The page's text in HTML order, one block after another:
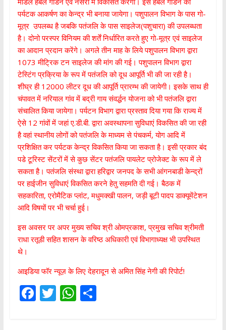
पर्यटक आकर्षण का केन्द्र भी बनाया जायेगा। पशुपालन विभाग के पास गो-
मूत्र उपलब्ध है जबकि पतंजलि के पास साइलेज(पशुचारा) की उपलब्धता
है। दोनो परस्पर विनियम की शर्तें निर्धारित करते हुए गो-मूत्र एवं साइलेज
का आदान प्रदान करेंगे। अगले तीन माह के लिये पशुपालन विभाग द्वारा
1073 मीट्रिक टन साइलेज की मांग की गई। पशुपालन विभाग द्वारा
टेस्टिंग प्रक्रिया के रूप में पतंजलि को दूध आपूर्ति भी की जा रही है।
शीघ्र ही 12000 लीटर दूध की आपूर्ति प्रारम्भ की जायेगी। इसके साथ ही
चंपावत में नरियाल गांव में बद्री गाय संवर्द्धन योजना को भी पतंजलि द्वारा
संचालित किया जायेगा। पर्यटन विभाग द्वारा प्रस्ताव दिया गया कि राज्य में
ऐसे 12 गांवों में जहां ए.डी.बी. द्वारा अवस्थापना सुविधाएं विकसित की जा रही
है वहां स्थानीय लोगों को पतंजलि के माध्यम से पंचकर्म, योग आदि में
प्रशिक्षित कर पर्यटक केन्द्र विकसित किया जा सकता है। इसी प्रकार बंद
पडे टूरिस्ट सेंटरों में से कुछ सेंटर पतंजलि पायलेट प्रोजेक्ट के रूप में ले
सकता है। पतंजलि संस्था द्वारा हरिद्वार जनपद के सभी आंगनबाडी केन्द्रों
पर हाईजीन सुविधाएं विकसित करने हेतु सहमति दी गई। बैठक में
सहकारिता, एरोमैटिक प्लांट, मधुमक्खी पालन, जड़ी बूटी पादप डाक्यूमेंटेशन
आदि विषयों पर भी चर्चा हुई।
इस अवसर पर अपर मुख्य सचिव श्री ओमप्रकाश, प्रमुख सचिव श्रीमती
राधा रतूडी सहित शासन के वरिष्ठ अधिकारी एवं विभागाध्यक्ष भी उपस्थित
थे।
आइडिया फॉर न्यूज़ के लिए देहरादून से अमित सिंह नेगी की रिपोर्ट!
F T W S